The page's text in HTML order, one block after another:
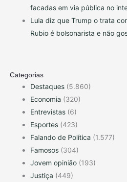
facadas em via pública no
Lula diz que Trump o trata
Rubio é bolsonarista e não
Categorias
Destaques (5.860)
Economia (320)
Entrevistas (6)
Esportes (423)
Falando de Política (1.577)
Famosos (304)
Jovem opinião (193)
Justiça (449)